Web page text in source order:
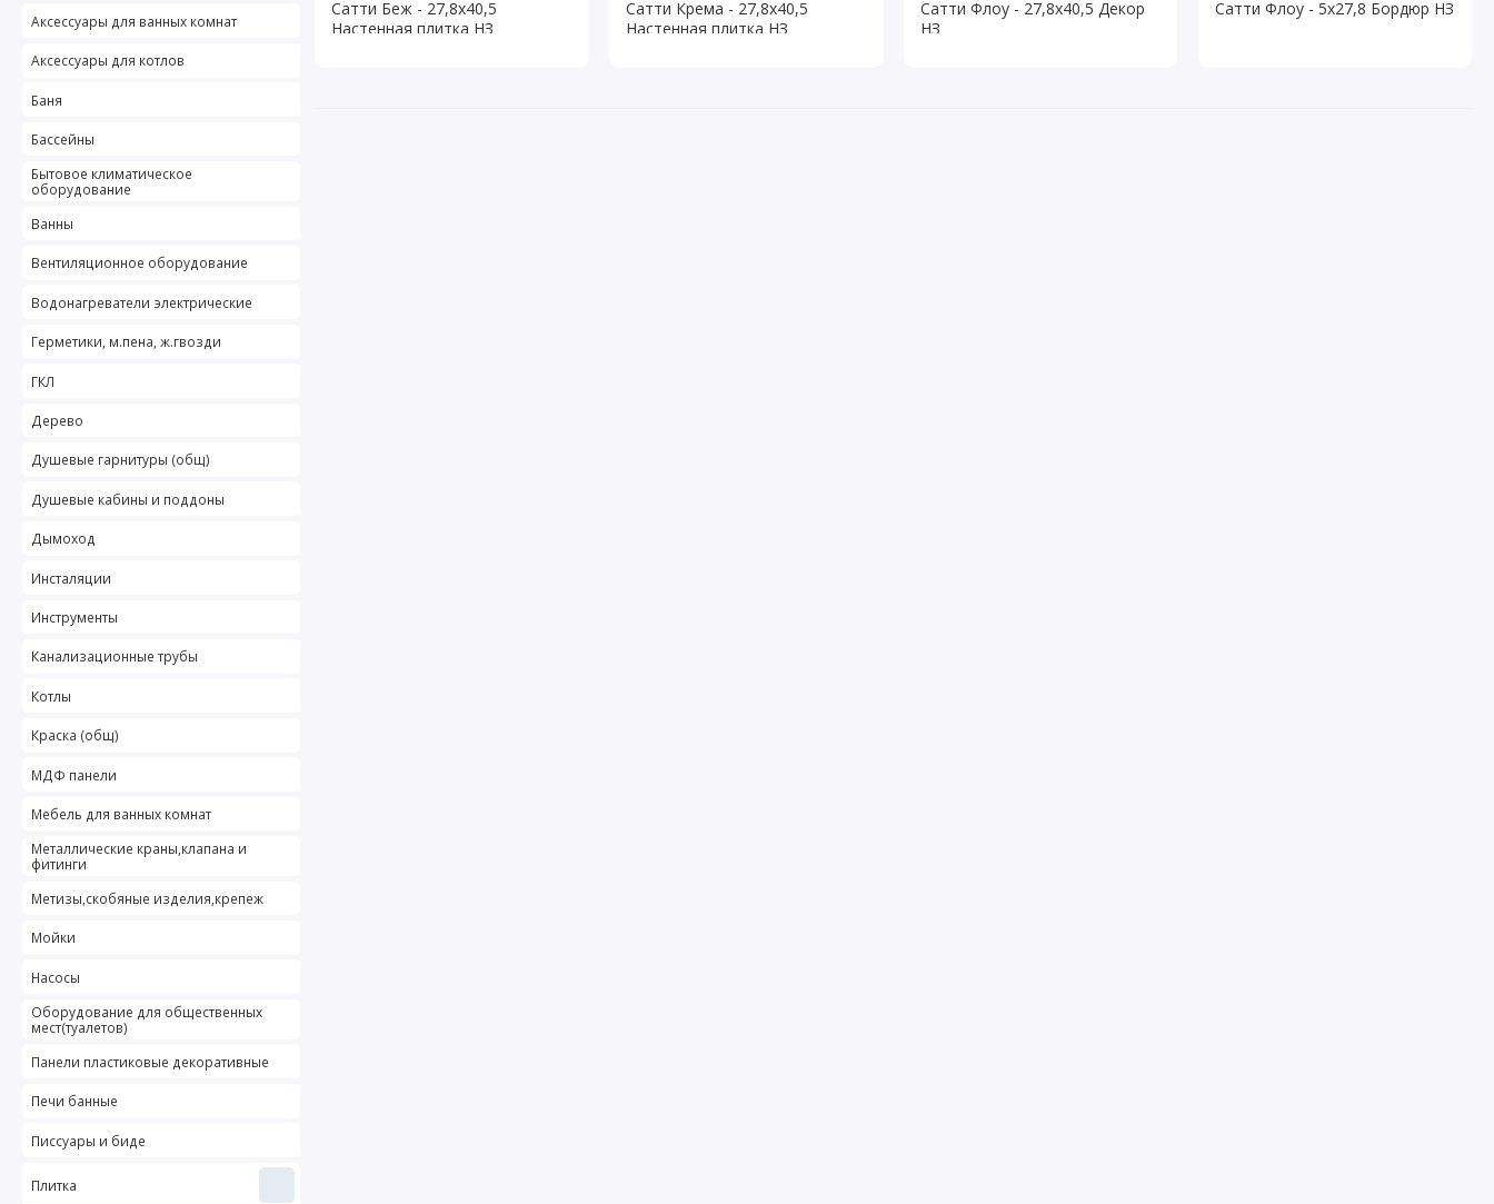
Аксессуары для ванных комнат
Аксессуары для котлов
Баня
Бассейны
Бытовое климатическое
оборудование
Ванны
Вентиляционное оборудование
Водонагреватели электрические
Герметики, м.пена, ж.гвозди
ГКЛ
Дерево
Душевые гарнитуры (общ)
Душевые кабины и поддоны
Дымоход
Инсталяции
Инструменты
Канализационные трубы
Котлы
Краска (общ)
МДФ панели
Мебель для ванных комнат
Металлические краны,клапана и
фитинги
Метизы,скобяные изделия,крепеж
Мойки
Насосы
Оборудование для общественных
мест(туалетов)
Панели пластиковые декоративные
Печи банные
Писсуары и биде
Плитка
Сатти Беж - 27,8х40,5
Настенная плитка НЗ
Сатти Крема - 27,8х40,5
Настенная плитка НЗ
Сатти Флоу - 27,8х40,5 Декор
НЗ
Сатти Флоу - 5х27,8 Бордюр НЗ